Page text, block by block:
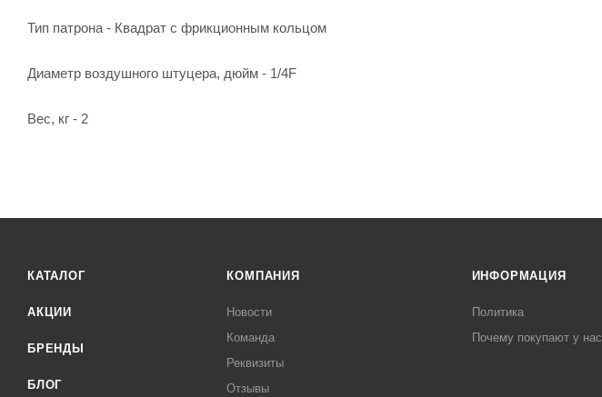
Тип патрона - Ква­драт с фрик­ци­он­ным коль­цом
Диаметр воздушного штуцера, дюйм - 1/4F
Вес, кг - 2
КАТАЛОГ
АКЦИИ
БРЕНДЫ
БЛОГ
КОМПАНИЯ
Новости
Команда
Реквизиты
Отзывы
ИНФОРМАЦИЯ
Политика
Почему покупают у нас